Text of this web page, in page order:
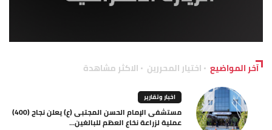
آخر المواضيع اختيار المحررين الاكثر مشاهدة
اخبار وتقارير
مستشفى الإمام الحسن المجتبى (ع) يعلن نجاح (400)
عملية لزراعة نخاع العظم للبالغين...